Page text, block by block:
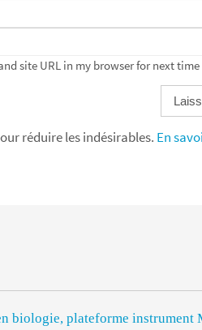
site URL in my browser for next
réduire les indésirables. En
biologie, plateforme instrument